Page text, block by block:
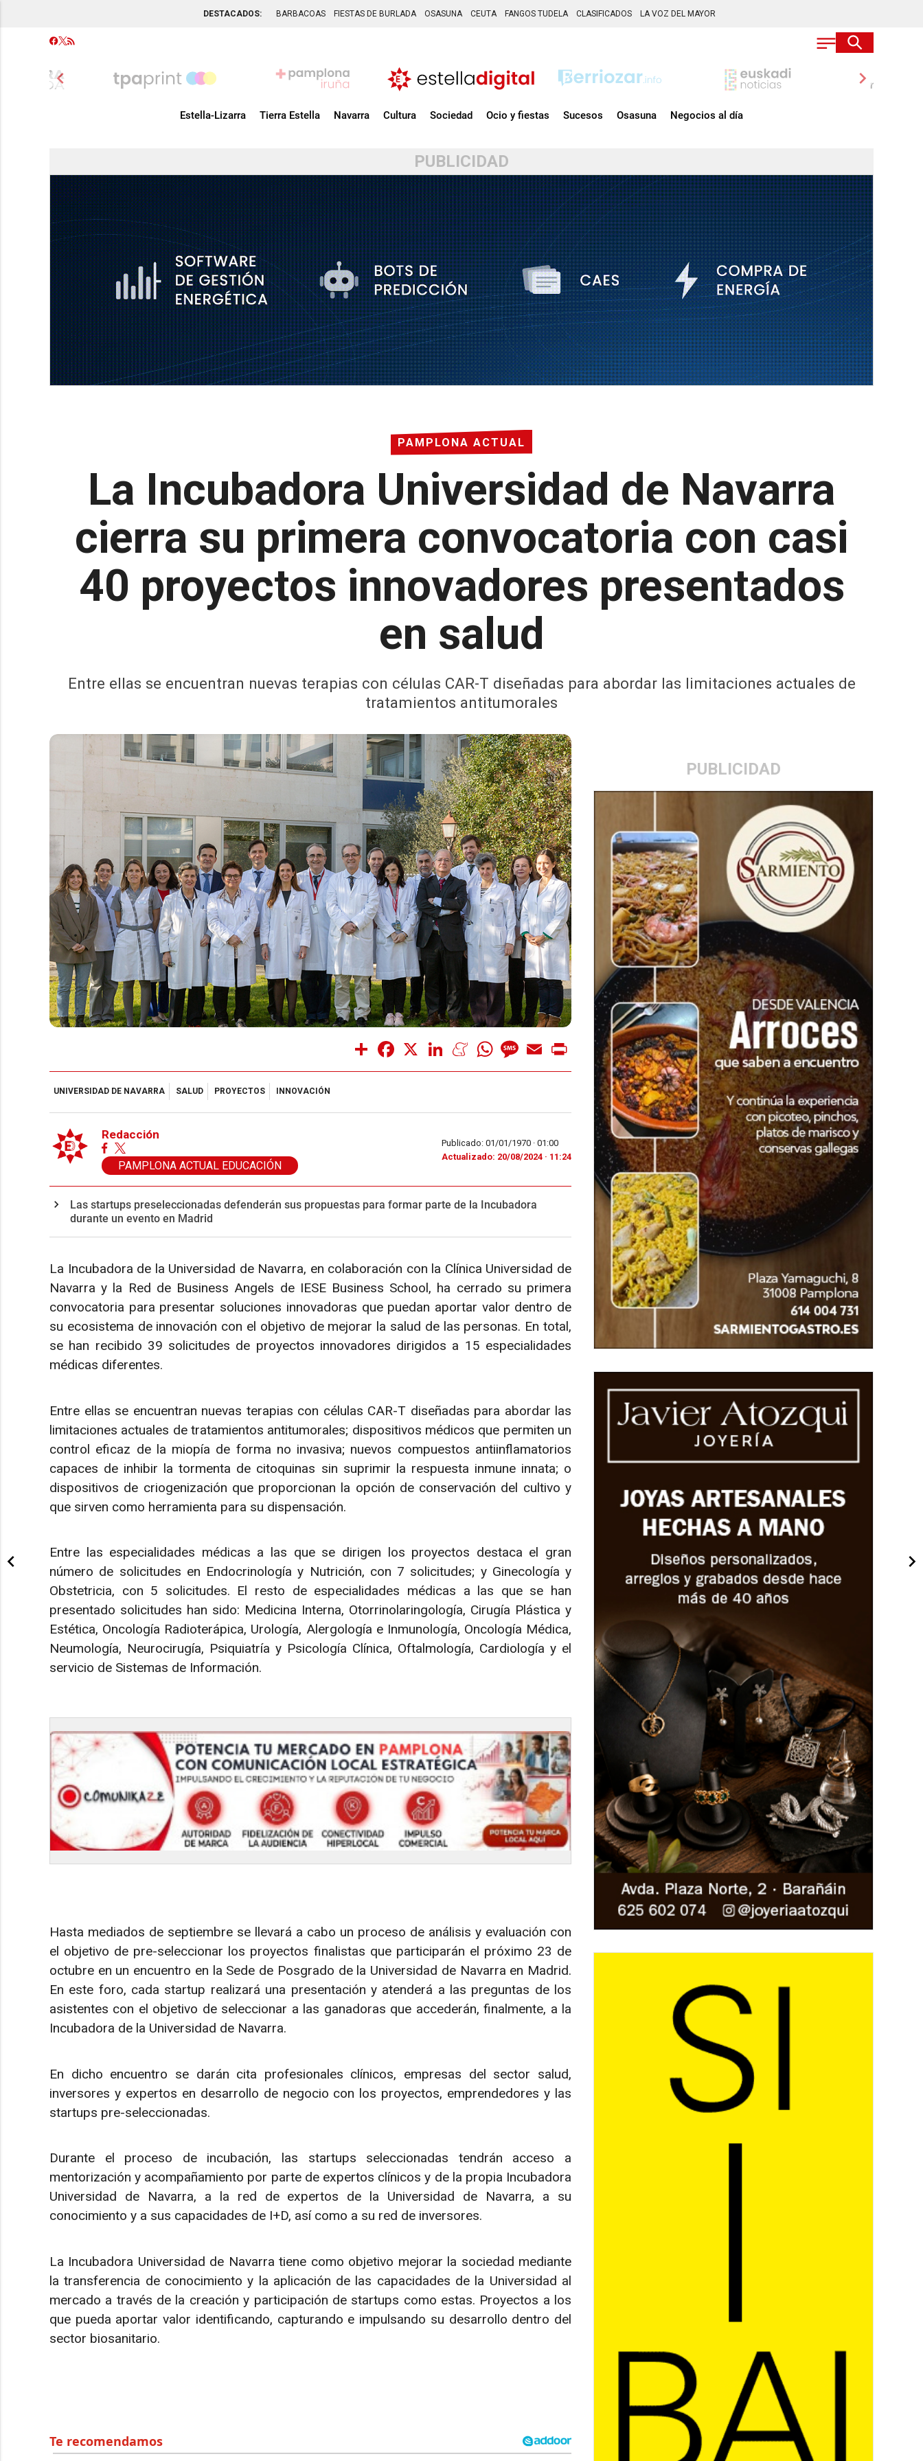
DESTACADOS: BARBACOAS FIESTAS DE BURLADA OSASUNA CEUTA FANGOS TUDELA CLASIFICADOS LA VOZ DEL MAYOR
chevron_left chevron_right
Estella-Lizarra Tierra Estella Navarra Cultura Sociedad Ocio y fiestas Sucesos Osasuna Negocios al día
PUBLICIDAD
PAMPLONA ACTUAL
La Incubadora Universidad de Navarra
cierra su primera convocatoria con casi
40 proyectos innovadores presentados
en salud
Entre ellas se encuentran nuevas terapias con células CAR-T diseñadas para abordar las limitaciones actuales de
tratamientos antitumorales
PUBLICIDAD
Share Facebook LinkedInMeneameWhatsAppMessage
Email
UNIVERSIDAD DE NAVARRA SALUD PROYECTOS INNOVACIÓN
Redacción
PAMPLONA ACTUAL EDUCACIÓN
Publicado: 01/01/1970 · 01:00
Actualizado: 20/08/2024 · 11:24
Las startups preseleccionadas defenderán sus propuestas para formar parte de la Incubadora
durante un evento en Madrid
La Incubadora de la Universidad de Navarra, en colaboración con la Clínica Universidad de
Navarra y la Red de Business Angels de IESE Business School, ha cerrado su primera
convocatoria para presentar soluciones innovadoras que puedan aportar valor dentro de
su ecosistema de innovación con el objetivo de mejorar la salud de las personas. En total,
se han recibido 39 solicitudes de proyectos innovadores dirigidos a 15 especialidades
médicas diferentes.
Entre ellas se encuentran nuevas terapias con células CAR-T diseñadas para abordar las
limitaciones actuales de tratamientos antitumorales; dispositivos médicos que permiten un
control eficaz de la miopía de forma no invasiva; nuevos compuestos antiinflamatorios
capaces de inhibir la tormenta de citoquinas sin suprimir la respuesta inmune innata; o
dispositivos de criogenización que proporcionan la opción de conservación del cultivo y
que sirven como herramienta para su dispensación.
Entre las especialidades médicas a las que se dirigen los proyectos destaca el gran
número de solicitudes en Endocrinología y Nutrición, con 7 solicitudes; y Ginecología y
Obstetricia, con 5 solicitudes. El resto de especialidades médicas a las que se han
presentado solicitudes han sido: Medicina Interna, Otorrinolaringología, Cirugía Plástica y
Estética, Oncología Radioterápica, Urología, Alergología e Inmunología, Oncología Médica,
Neumología, Neurocirugía, Psiquiatría y Psicología Clínica, Oftalmología, Cardiología y el
servicio de Sistemas de Información.
Hasta mediados de septiembre se llevará a cabo un proceso de análisis y evaluación con
el objetivo de pre-seleccionar los proyectos finalistas que participarán el próximo 23 de
octubre en un encuentro en la Sede de Posgrado de la Universidad de Navarra en Madrid.
En este foro, cada startup realizará una presentación y atenderá a las preguntas de los
asistentes con el objetivo de seleccionar a las ganadoras que accederán, finalmente, a la
Incubadora de la Universidad de Navarra.
En dicho encuentro se darán cita profesionales clínicos, empresas del sector salud,
inversores y expertos en desarrollo de negocio con los proyectos, emprendedores y las
startups pre-seleccionadas.
Durante el proceso de incubación, las startups seleccionadas tendrán acceso a
mentorización y acompañamiento por parte de expertos clínicos y de la propia Incubadora
Universidad de Navarra, a la red de expertos de la Universidad de Navarra, a su
conocimiento y a sus capacidades de I+D, así como a su red de inversores.
La Incubadora Universidad de Navarra tiene como objetivo mejorar la sociedad mediante
la transferencia de conocimiento y la aplicación de las capacidades de la Universidad al
mercado a través de la creación y participación de startups como estas. Proyectos a los
que pueda aportar valor identificando, capturando e impulsando su desarrollo dentro del
sector biosanitario.